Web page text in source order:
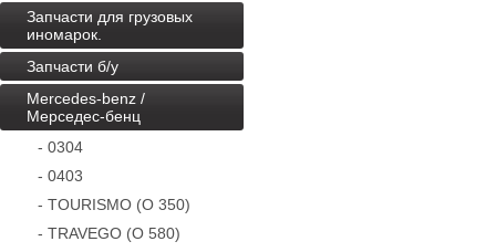
Запчасти для грузовых
иномарок.
Запчасти б/у
Mercedes-benz /
Мерседес-бенц
- 0304
- 0403
- TOURISMO (O 350)
- TRAVEGO (O 580)